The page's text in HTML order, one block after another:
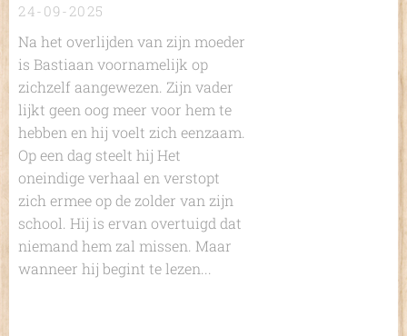
24-09-2025
Na het overlijden van zijn moeder
is Bastiaan voornamelijk op
zichzelf aangewezen. Zijn vader
lijkt geen oog meer voor hem te
hebben en hij voelt zich eenzaam.
Op een dag steelt hij Het
oneindige verhaal en verstopt
zich ermee op de zolder van zijn
school. Hij is ervan overtuigd dat
niemand hem zal missen. Maar
wanneer hij begint te lezen...